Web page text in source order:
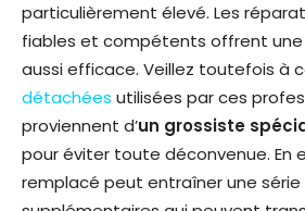
particulièrement élevé. Les
fiables et compétents offrent
aussi efficace. Veillez toutefois à
détachées utilisées par ces
proviennent d’un grossiste
pour éviter toute déconvenue. En
remplacé peut entraîner une